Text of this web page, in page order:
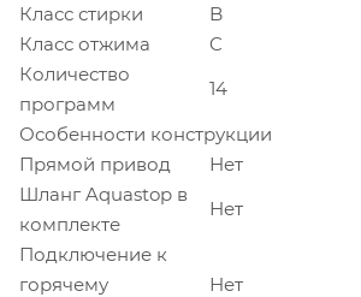
Класс стирки
B
Класс отжима
C
Количество
программ
14
Особенности конструкции
Прямой привод
Нет
Шланг Aquastop в
комплекте
Нет
Подключение к
горячему
Нет